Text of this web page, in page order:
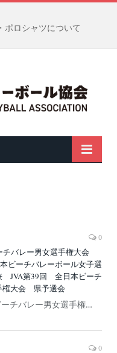
ポロシャツについて
0
バレー男女選手権大会
ーチバレーボール女子選
JVA第39回 全日本ビーチ
権大会 県予選会
チバレー男女選手権…
0